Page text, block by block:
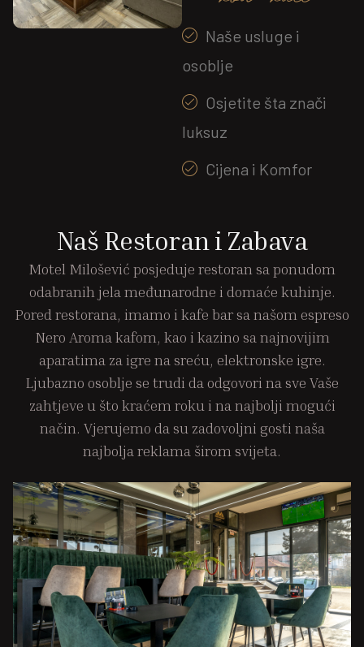
Naše usluge i
osoblje
Osjetite šta znači
luksuz
Cijena i Komfor
Naš Restoran i Zabava
Motel Milošević posjeduje restoran sa ponudom
odabranih jela međunarodne i domaće kuhinje.
Pored restorana, imamo i kafe bar sa našom espreso
Nero Aroma kafom, kao i kazino sa najnovijim
aparatima za igre na sreću, elektronske igre.
Ljubazno osoblje se trudi da odgovori na sve Vaše
zahtjeve u što kraćem roku i na najbolji mogući
način. Vjerujemo da su zadovoljni gosti naša
najbolja reklama širom svijeta.